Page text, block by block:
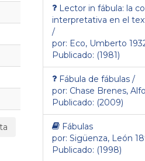
Lector in fábula: la
interpretativa en el
/
por: Eco, Umberto
Publicado: (1981)
Fábula de fábulas /
por: Chase Brenes,
Publicado: (2009)
Fábulas
por: Sigüenza, León
Publicado: (1998)